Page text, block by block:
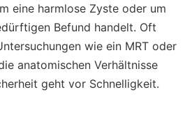
eine harmlose Zyste oder um
Befund handelt. Oft
wie ein MRT oder
anatomischen Verhältnisse
geht vor Schnelligkeit.